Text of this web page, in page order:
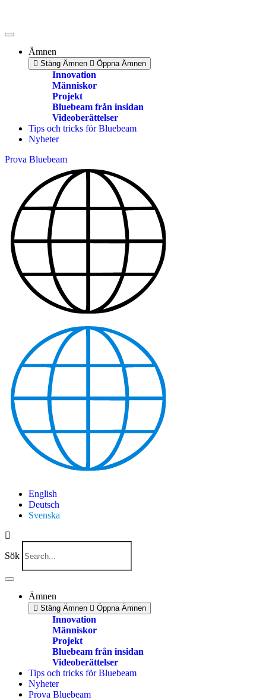
content
Ämnen
Stäng Ämnen Öppna Ämnen
Innovation
Människor
Projekt
Bluebeam från insidan
Videoberättelser
Tips och tricks för Bluebeam
Nyheter
Prova Bluebeam
English
Deutsch
Svenska
Sök
Ämnen
Stäng Ämnen Öppna Ämnen
Innovation
Människor
Projekt
Bluebeam från insidan
Videoberättelser
Tips och tricks för Bluebeam
Nyheter
Prova Bluebeam